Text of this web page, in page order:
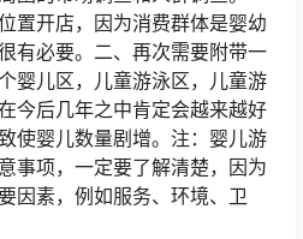
置开店，因为消费群体是婴幼
有必要。二、再次需要附带一
婴儿区，儿童游泳区，儿童游
今后几年之中肯定会越来越好
使婴儿数量剧增。注：婴儿游
事项，一定要了解清楚，因为
因素，例如服务、环境、卫